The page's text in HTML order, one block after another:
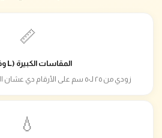
📏
المقاسات الكبيرة (L وفوق)
زودي من ٢٥ لـ٥٠ سم على الأرقام دي عشان التصميم يظبط وما يضيقش
💧